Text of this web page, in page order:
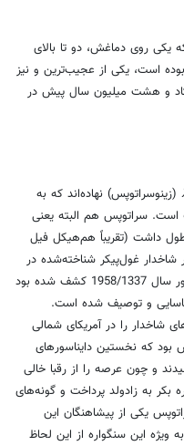
یکی روی دماغش، دو تا بالای
است، یکی از عجیب‌ترین و نیز
و هشت میلیون سال پیش در
(زینوسراتوپس) نهاده‌اند که به
است. سراتوپس‌ هم البته یعنی
زینوسراتوپس حدود 6 متر طول داشت (تقریباً هم‌هیکل فیل
شاخدار غول‌پیکر شناخته‌شده در
کاناداست. جالب است که سنگواره این دایناسور سال 1958/1337 کشف شده بود
و توصیف شده است.
شاخدار را در آمریکای شمالی
که نخستین دایناسورهای
و چون عرصه را از رقبا خالی
بکر به زادولد پرداخت و گونه‌های
یکی از پیشاهنگان این
ویژه این سنگواره از این لحاظ